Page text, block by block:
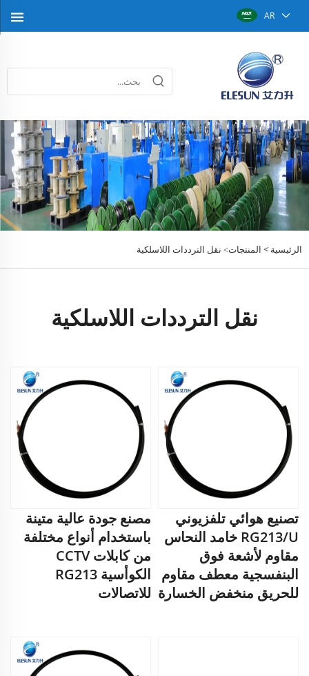
AR
الرئيسية > المنتجات> نقل الترددات اللاسلكية
نقل الترددات اللاسلكية
تصنيع هوائي تلفزيوني
RG213/U خامد النحاس
مقاوم لأشعة فوق
البنفسجية معطف مقاوم
للحريق منخفض الخسارة
مصنع جودة عالية متينة
باستخدام أنواع مختلفة
من كابلات CCTV
الكوأسية RG213
للاتصالات